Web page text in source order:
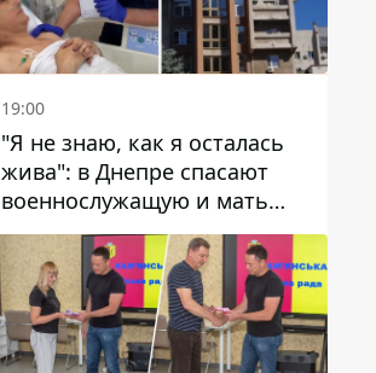
19:00
"Я не знаю, как я осталась
жива": в Днепре спасают
военнослужащую и мать
четверых детей, которую
ранил КАБ